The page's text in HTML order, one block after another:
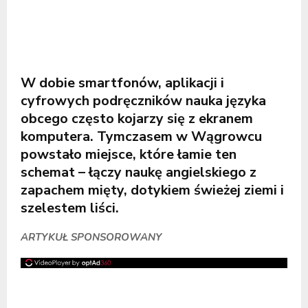
W dobie smartfonów, aplikacji i
cyfrowych podręczników nauka języka
obcego często kojarzy się z ekranem
komputera. Tymczasem w Wągrowcu
powstało miejsce, które łamie ten
schemat – łączy naukę angielskiego z
zapachem mięty, dotykiem świeżej ziemi i
szelestem liści.
ARTYKUŁ SPONSOROWANY